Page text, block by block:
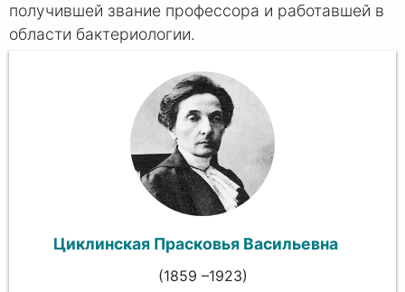
получившей звание профессора и работавшей в
области бактериологии.
Циклинская Прасковья Васильевна
(1859 –1923)